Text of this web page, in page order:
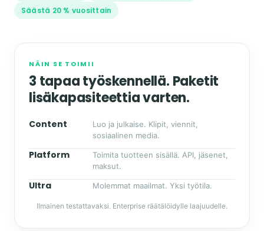
Säästä 20 % vuosittain
NÄIN SE TOIMII
3 tapaa työskennellä. Paketit
lisäkapasiteettia varten.
Content
Luo ja julkaise. Klipit, viennit,
sosiaalinen media.
Platform
Toimita tuotteen sisällä. API, jäsenet,
maksut.
Ultra Molemmat maailmat. Yksi työtila.
Ilmainen testattavaksi. Enterprise räätälöidylle laajuudelle.